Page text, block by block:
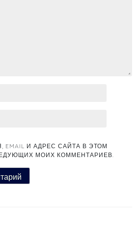
И АДРЕС САЙТА В ЭТОМ
МОИХ КОММЕНТАРИЕВ.